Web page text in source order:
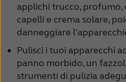
applichi trucco, profumo,
capelli e crema solare,
danneggiare
Pulisci i tuoi apparecchi
panno morbido, un
strumenti di pulizia